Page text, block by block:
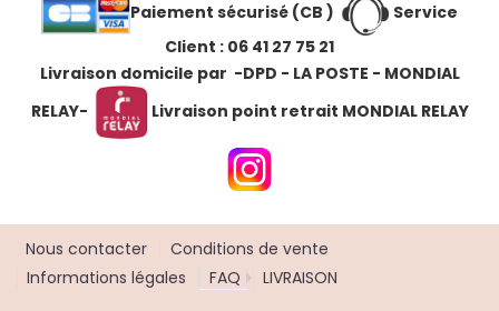
Paiement sécurisé (CB )
Service
Client : 06 41 27 75 21
Livraison domicile par -DPD - LA POSTE - MONDIAL
RELAY- Livraison point retrait MONDIAL RELAY
Nous contacter
Conditions de vente
Informations légales
FAQ LIVRAISON